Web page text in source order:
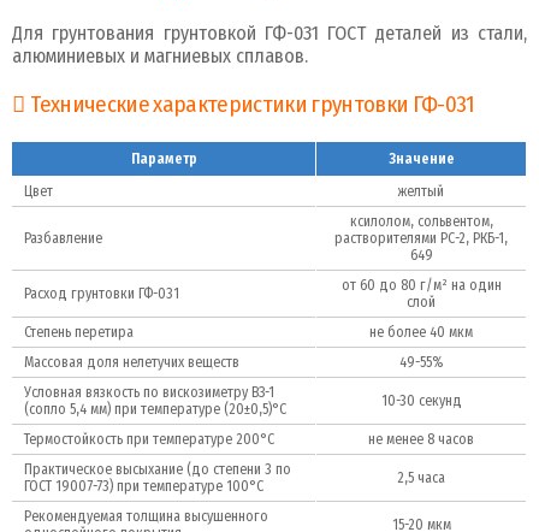
Для грунтования грунтовкой ГФ-031 ГОСТ деталей из стали,
алюминиевых и магниевых сплавов.
Технические характеристики грунтовки ГФ-031
Параметр
Значение
Цвет
желтый
Разбавление
ксилолом, сольвентом,
растворителями РС-2, РКБ-1,
649
Расход грунтовки ГФ-031
от 60 до 80 г/м² на один
слой
Степень перетира
не более 40 мкм
Массовая доля нелетучих веществ
49-55%
Условная вязкость по вискозиметру ВЗ-1
(сопло 5,4 мм) при температуре (20±0,5)°C
10-30 секунд
Термостойкость при температуре 200°C
не менее 8 часов
Практическое высыхание (до степени 3 по
ГОСТ 19007-73) при температуре 100°С
2,5 часа
Рекомендуемая толщина высушенного
15-20 мкм